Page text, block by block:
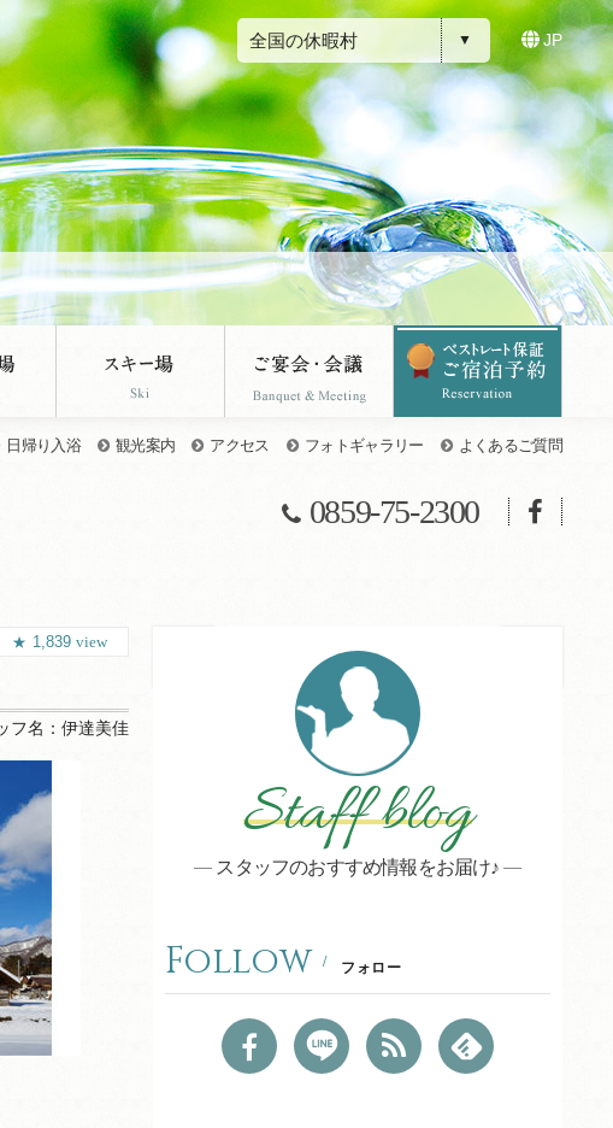
全国の休暇村 JP
日帰り入浴 観光案内 アクセス フォトギャラリー よくあるご質問
0859-75-2300
1,839 view
フ名： 伊達美佳
Staff blog
スタッフのおすすめ情報をお届け♪
Follow フォロー